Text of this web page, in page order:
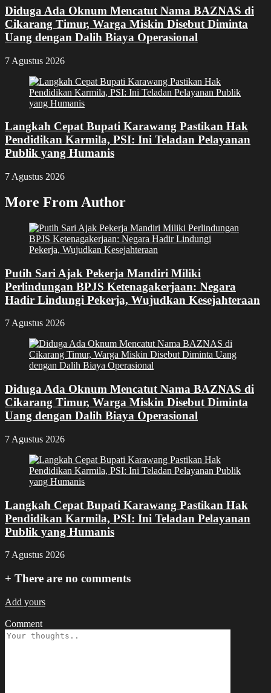
Diduga Ada Oknum Mencatut Nama BAZNAS di
Cikarang Timur, Warga Miskin Disebut Diminta
Uang dengan Dalih Biaya Operasional
7 Agustus 2026
Langkah Cepat Bupati Karawang Pastikan Hak
Pendidikan Karmila, PSI: Ini Teladan Pelayanan
Publik yang Humanis
7 Agustus 2026
More From Author
Putih Sari Ajak Pekerja Mandiri Miliki
Perlindungan BPJS Ketenagakerjaan: Negara
Hadir Lindungi Pekerja, Wujudkan Kesejahteraan
7 Agustus 2026
Diduga Ada Oknum Mencatut Nama BAZNAS di
Cikarang Timur, Warga Miskin Disebut Diminta
Uang dengan Dalih Biaya Operasional
7 Agustus 2026
Langkah Cepat Bupati Karawang Pastikan Hak
Pendidikan Karmila, PSI: Ini Teladan Pelayanan
Publik yang Humanis
7 Agustus 2026
+ There are no comments
Add yours
Comment